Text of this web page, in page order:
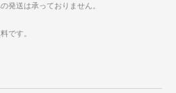
発送は承っておりません。
です。